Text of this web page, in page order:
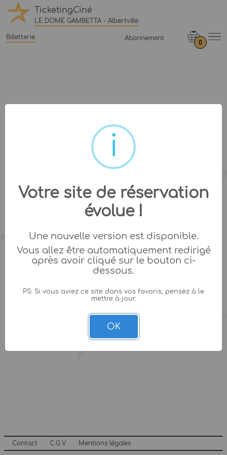
TicketingCiné
LE DOME GAMBETTA - Albertville
Billetterie Abonnement
0
Contact C.G.V Mentions légales
Votre site de réservation
évolue !
Une nouvelle version est disponible.
Vous allez être automatiquement redirigé
après avoir cliqué sur le bouton ci-
dessous.
PS: Si vous aviez ce site dans vos favoris, pensez à le
mettre à jour.
OK